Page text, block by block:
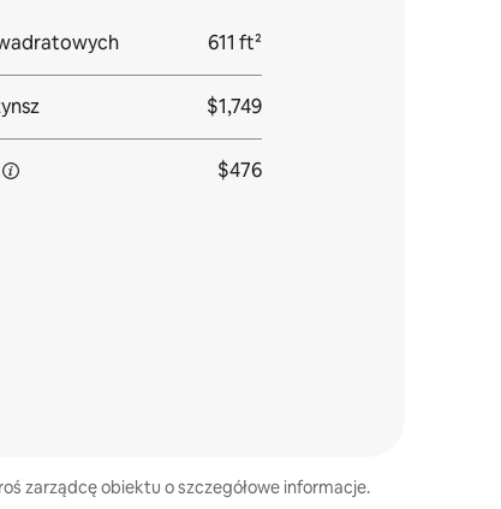
611 ft²
$1,749
$476
zarządcę obiektu o szczegółowe informacje.